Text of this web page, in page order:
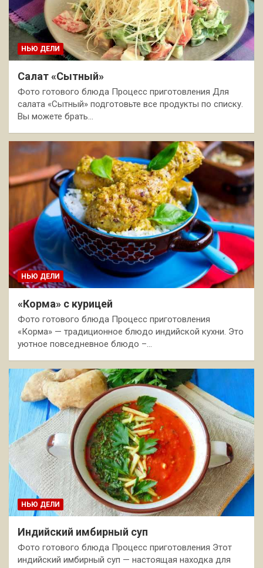
НЬЮ ДЕЛИ
Салат «Сытный»
Фото готового блюда Процесс приготовления Для
салата «Сытный» подготовьте все продукты по списку.
Вы можете брать…
НЬЮ ДЕЛИ
«Корма» с курицей
Фото готового блюда Процесс приготовления
«Корма» — традиционное блюдо индийской кухни. Это
уютное повседневное блюдо –…
НЬЮ ДЕЛИ
Индийский имбирный суп
Фото готового блюда Процесс приготовления Этот
индийский имбирный суп — настоящая находка для